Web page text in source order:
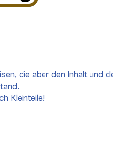
die aber den Inhalt und
Kleinteile!